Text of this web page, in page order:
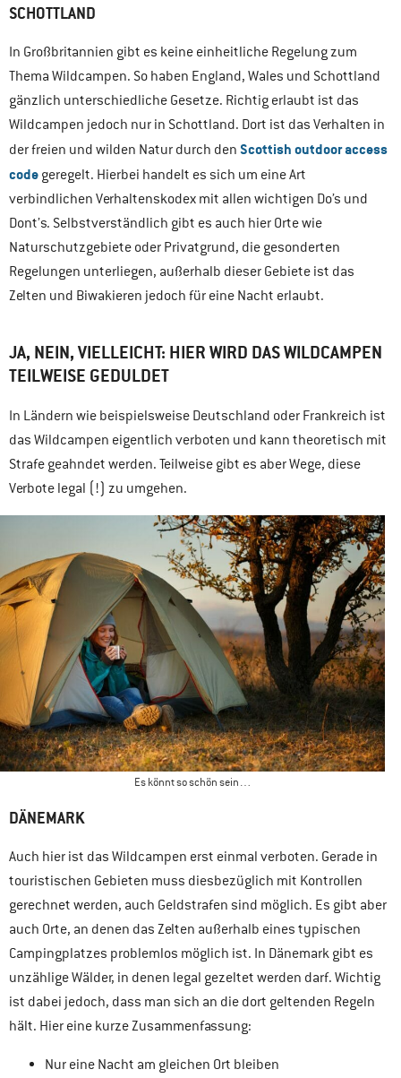
SCHOTTLAND
In Großbritannien gibt es keine einheitliche Regelung zum
Thema Wildcampen. So haben England, Wales und Schottland
gänzlich unterschiedliche Gesetze. Richtig erlaubt ist das
Wildcampen jedoch nur in Schottland. Dort ist das Verhalten in
der freien und wilden Natur durch den Scottish outdoor access
code geregelt. Hierbei handelt es sich um eine Art
verbindlichen Verhaltenskodex mit allen wichtigen Do’s und
Dont’s. Selbstverständlich gibt es auch hier Orte wie
Naturschutzgebiete oder Privatgrund, die gesonderten
Regelungen unterliegen, außerhalb dieser Gebiete ist das
Zelten und Biwakieren jedoch für eine Nacht erlaubt.
JA, NEIN, VIELLEICHT: HIER WIRD DAS WILDCAMPEN
TEILWEISE GEDULDET
In Ländern wie beispielsweise Deutschland oder Frankreich ist
das Wildcampen eigentlich verboten und kann theoretisch mit
Strafe geahndet werden. Teilweise gibt es aber Wege, diese
Verbote legal (!) zu umgehen.
Es könnt so schön sein…
DÄNEMARK
Auch hier ist das Wildcampen erst einmal verboten. Gerade in
touristischen Gebieten muss diesbezüglich mit Kontrollen
gerechnet werden, auch Geldstrafen sind möglich. Es gibt aber
auch Orte, an denen das Zelten außerhalb eines typischen
Campingplatzes problemlos möglich ist. In Dänemark gibt es
unzählige Wälder, in denen legal gezeltet werden darf. Wichtig
ist dabei jedoch, dass man sich an die dort geltenden Regeln
hält. Hier eine kurze Zusammenfassung:
Nur eine Nacht am gleichen Ort bleiben